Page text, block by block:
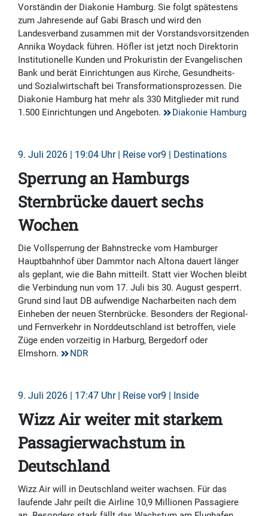
Vorständin der Diakonie Hamburg. Sie folgt spätestens
zum Jahresende auf Gabi Brasch und wird den
Landesverband zusammen mit der Vorstandsvorsitzenden
Annika Woydack führen. Höfler ist jetzt noch Direktorin
Institutionelle Kunden und Prokuristin der Evangelischen
Bank und berät Einrichtungen aus Kirche, Gesundheits-
und Sozialwirtschaft bei Transformationsprozessen. Die
Diakonie Hamburg hat mehr als 330 Mitglieder mit rund
1.500 Einrichtungen und Angeboten.
Diakonie Hamburg
9. Juli 2026 | 19:04 Uhr | Reise vor9 | Destinations
Sperrung an Hamburgs
Sternbrücke dauert sechs
Wochen
Die Vollsperrung der Bahnstrecke vom Hamburger
Hauptbahnhof über Dammtor nach Altona dauert länger
als geplant, wie die Bahn mitteilt. Statt vier Wochen bleibt
die Verbindung nun vom 17. Juli bis 30. August gesperrt.
Grund sind laut DB aufwendige Nacharbeiten nach dem
Einheben der neuen Sternbrücke. Besonders der Regional-
und Fernverkehr in Norddeutschland ist betroffen, viele
Züge enden vorzeitig in Harburg, Bergedorf oder
Elmshorn.
NDR
9. Juli 2026 | 17:47 Uhr | Reise vor9 | Inside
Wizz Air weiter mit starkem
Passagierwachstum in
Deutschland
Wizz Air will in Deutschland weiter wachsen. Für das
laufende Jahr peilt die Airline 10,9 Millionen Passagiere